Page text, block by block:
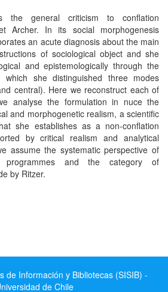
the general criticism to conflation
Archer. In its social morphogenesis
an acute diagnosis about the main
of sociological object and she
and epistemologically through the
she distinguished three modes
central). Here we reconstruct each of
analyse the formulation in nuce the
and morphogenetic realism, a scientific
she establishes as a non-conflation
by critical realism and analytical
assume the systematic perspective of
programmes and the category of
by Ritzer.
de Información y Bibliotecas (SISIB) -
de Chile